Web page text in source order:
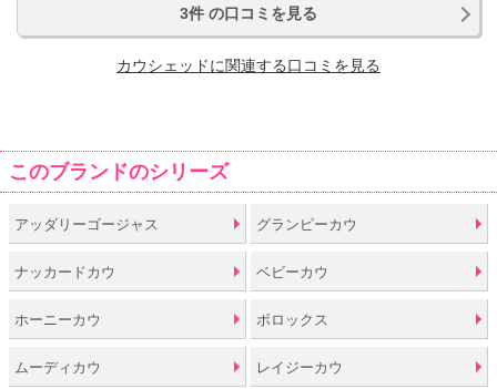
3件 の口コミを見る
カウシェッドに関連する口コミを見る
このブランドのシリーズ
アッダリーゴージャス グランピーカウ
ナッカードカウ ベビーカウ
ホーニーカウ ボロックス
ムーディカウ レイジーカウ